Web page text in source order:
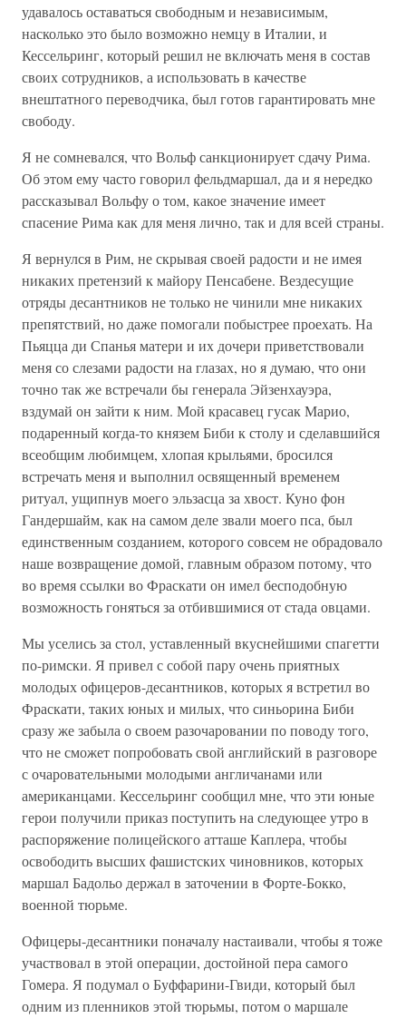
удавалось оставаться свободным и независимым,
насколько это было возможно немцу в Италии, и
Кессельринг, который решил не включать меня в состав
своих сотрудников, а использовать в качестве
внештатного переводчика, был готов гарантировать мне
свободу.
Я не сомневался, что Вольф санкционирует сдачу Рима.
Об этом ему часто говорил фельдмаршал, да и я нередко
рассказывал Вольфу о том, какое значение имеет
спасение Рима как для меня лично, так и для всей страны.
Я вернулся в Рим, не скрывая своей радости и не имея
никаких претензий к майору Пенсабене. Вездесущие
отряды десантников не только не чинили мне никаких
препятствий, но даже помогали побыстрее проехать. На
Пьяцца ди Спанья матери и их дочери приветствовали
меня со слезами радости на глазах, но я думаю, что они
точно так же встречали бы генерала Эйзенхауэра,
вздумай он зайти к ним. Мой красавец гусак Марио,
подаренный когда-то князем Биби к столу и сделавшийся
всеобщим любимцем, хлопая крыльями, бросился
встречать меня и выполнил освященный временем
ритуал, ущипнув моего эльзасца за хвост. Куно фон
Гандершайм, как на самом деле звали моего пса, был
единственным созданием, которого совсем не обрадовало
наше возвращение домой, главным образом потому, что
во время ссылки во Фраскати он имел бесподобную
возможность гоняться за отбившимися от стада овцами.
Мы уселись за стол, уставленный вкуснейшими спагетти
по-римски. Я привел с собой пару очень приятных
молодых офицеров-десантников, которых я встретил во
Фраскати, таких юных и милых, что синьорина Биби
сразу же забыла о своем разочаровании по поводу того,
что не сможет попробовать свой английский в разговоре
с очаровательными молодыми англичанами или
американцами. Кессельринг сообщил мне, что эти юные
герои получили приказ поступить на следующее утро в
распоряжение полицейского атташе Каплера, чтобы
освободить высших фашистских чиновников, которых
маршал Бадольо держал в заточении в Форте-Бокко,
военной тюрьме.
Офицеры-десантники поначалу настаивали, чтобы я тоже
участвовал в этой операции, достойной пера самого
Гомера. Я подумал о Буффарини-Гвиди, который был
одним из пленников этой тюрьмы, потом о маршале